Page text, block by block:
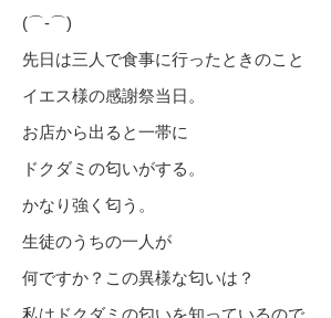
(⌒‐⌒)
先日は三人で食事に行ったときのこと
イエス様の感謝祭当日。
お店から出ると一帯に
ドクダミの匂いがする。
かなり強く匂う。
生徒のうちの一人が
何ですか？この異様な匂いは？
私はドクダミの匂いを知っているので